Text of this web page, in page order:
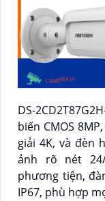
DS-
biến CMOS
giải 4K, và đèn
ảnh rõ nét
phương tiện,
IP67, phù hợp